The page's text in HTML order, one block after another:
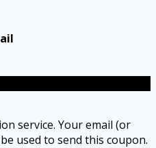
service. Your email (or
used to send this coupon.